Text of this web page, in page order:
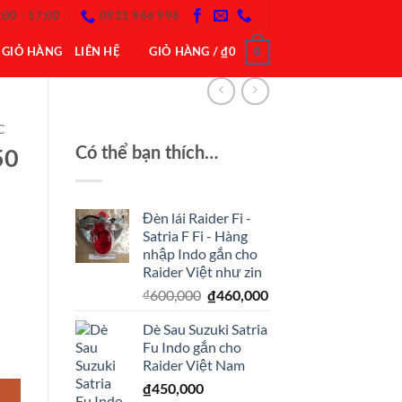
- 17:00 0931 966 996
GIỎ HÀNG LIÊN HỆ GIỎ HÀNG /₫0 0
Có thể bạn thích…
Đèn lái Raider Fi -
Satria F Fi - Hàng
nhập Indo gắn cho
Raider Việt như zin
₫600,000 Giá
là:
₫600,000.
₫460,000Giá
Dè Sau Suzuki Satria
Fu Indo gắn cho
Raider Việt Nam
₫450,000
Fi Việt Nam số lượng